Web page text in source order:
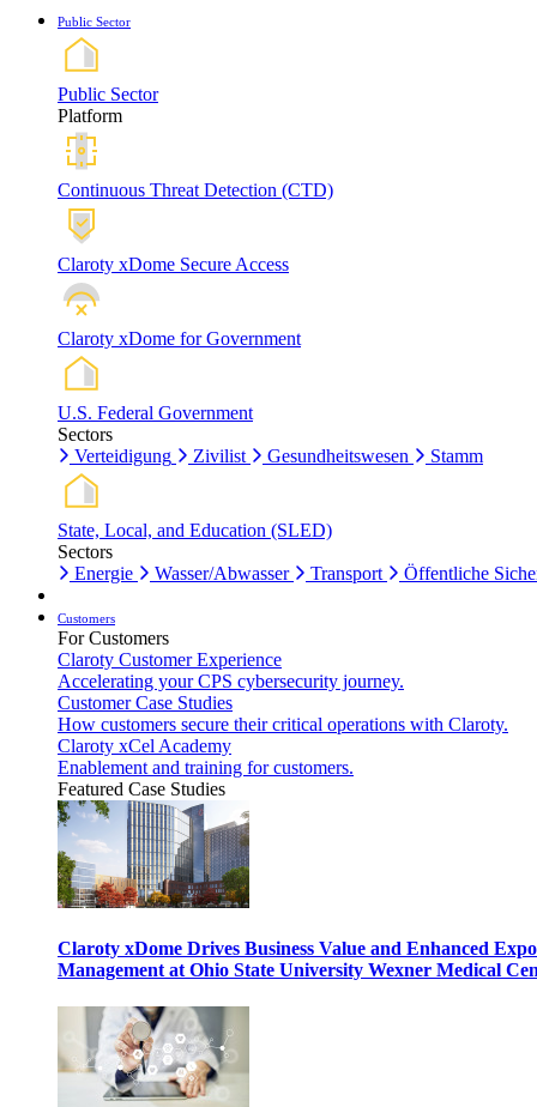
Public Sector
Public Sector
Platform
Continuous Threat Detection (CTD)
Claroty xDome Secure Access
Claroty xDome for Government
U.S. Federal Government
Sectors
Verteidigung
Zivilist Gesundheitswesen Stamm
State, Local, and Education (SLED)
Sectors
Energie
Wasser/Abwasser Transport Öffentliche
Customers
For Customers
Claroty Customer Experience
Accelerating your CPS cybersecurity journey.
Customer Case Studies
How customers secure their critical operations with Claroty.
Claroty xCel Academy
Enablement and training for customers.
Featured Case Studies
Claroty xDome Drives Business Value and Enhanced
Management at Ohio State University Wexner Medical